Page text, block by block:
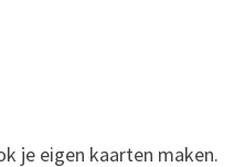
je eigen kaarten maken.